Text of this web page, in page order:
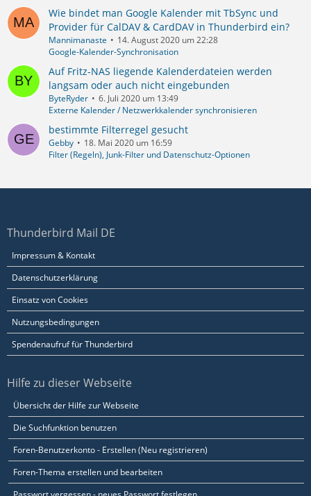
Wie bindet man Google Kalender mit TbSync und
Provider für CalDAV & CardDAV in Thunderbird ein?
Mannimanaste
14. August 2020 um 22:28
Google-Kalender-Synchronisation
Auf Fritz-NAS liegende Kalenderdateien werden
langsam oder auch nicht eingebunden
ByteRyder
6. Juli 2020 um 13:49
Externe Kalender / Netzwerkkalender synchronisieren
bestimmte Filterregel gesucht
Gebby
18. Mai 2020 um 16:59
Filter (Regeln), Junk-Filter und Datenschutz-Optionen
Thunderbird Mail DE
Impressum & Kontakt
Datenschutzerklärung
Einsatz von Cookies
Nutzungsbedingungen
Spendenaufruf für Thunderbird
Hilfe zu dieser Webseite
Übersicht der Hilfe zur Webseite
Die Suchfunktion benutzen
Foren-Benutzerkonto - Erstellen (Neu registrieren)
Foren-Thema erstellen und bearbeiten